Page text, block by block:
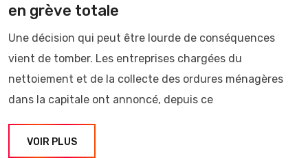
en grève totale
Une décision qui peut être lourde de conséquences
vient de tomber. Les entreprises chargées du
nettoiement et de la collecte des ordures ménagères
dans la capitale ont annoncé, depuis ce
VOIR PLUS